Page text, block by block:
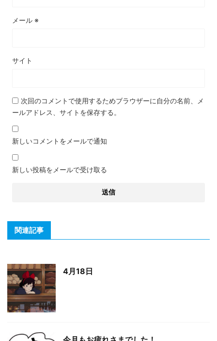
メール ※
サイト
次回のコメントで使用するためブラウザーに自分の名前、メ
ールアドレス、サイトを保存する。
新しいコメントをメールで通知
新しい投稿をメールで受け取る
関連記事
4月18日